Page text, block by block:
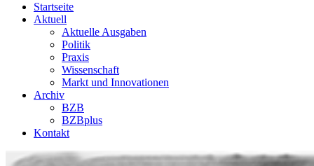
Startseite
Aktuell
Aktuelle Ausgaben
Politik
Praxis
Wissenschaft
Markt und Innovationen
Archiv
BZB
BZBplus
Kontakt